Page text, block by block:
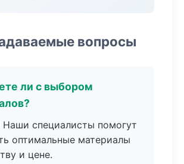
вопросы
ли с выбором
Наши специалисты помогут
оптимальные материалы
и цене.